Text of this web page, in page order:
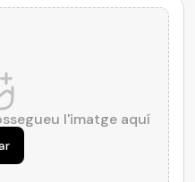
IA l'imatge aquí